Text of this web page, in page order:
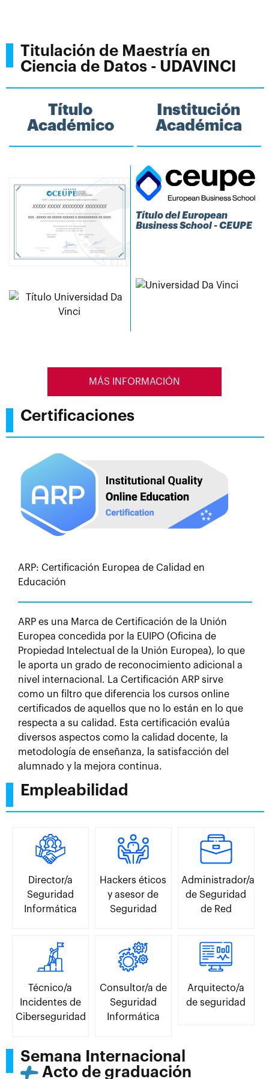
Titulación de Maestría en
Ciencia de Datos - UDAVINCI
Título
Académico
Institución
Académica
Título del European
Business School - CEUPE
MÁS INFORMACIÓN
Certificaciones
ARP: Certificación Europea de Calidad en
Educación
ARP es una Marca de Certificación de la Unión
Europea concedida por la EUIPO (Oficina de
Propiedad Intelectual de la Unión Europea), lo que
le aporta un grado de reconocimiento adicional a
nivel internacional. La Certificación ARP sirve
como un filtro que diferencia los cursos online
certificados de aquellos que no lo están en lo que
respecta a su calidad. Esta certificación evalúa
diversos aspectos como la calidad docente, la
metodología de enseñanza, la satisfacción del
alumnado y la mejora continua.
Empleabilidad
Director/a
Seguridad
Informática
Hackers éticos
y asesor de
Seguridad
Administrador/a
de Seguridad
de Red
Técnico/a
Incidentes de
Ciberseguridad
Consultor/a de
Seguridad
Informática
Arquitecto/a
de seguridad
Semana Internacional
Acto de graduación